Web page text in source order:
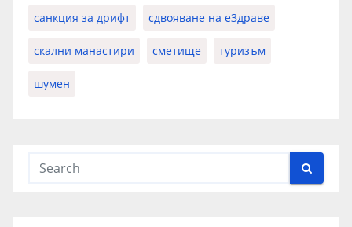
санкция за дрифт сдвояване на еЗдраве
скални манастири сметище туризъм
шумен